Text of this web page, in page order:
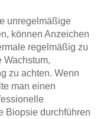
unregelmäßige
können Anzeichen
regelmäßig zu
Wachstum,
zu achten. Wenn
man einen
Biopsie durchführen